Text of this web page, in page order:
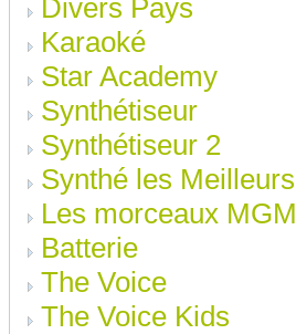
Divers Pays
Karaoké
Star Academy
Synthétiseur
Synthétiseur 2
Synthé les Meilleurs
Les morceaux MGM
Batterie
The Voice
The Voice Kids